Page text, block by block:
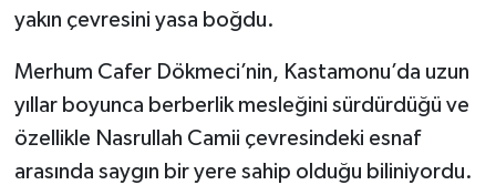
yakın çevresini yasa boğdu.
Merhum Cafer Dökmeci’nin, Kastamonu’da uzun
yıllar boyunca berberlik mesleğini sürdürdüğü ve
özellikle Nasrullah Camii çevresindeki esnaf
arasında saygın bir yere sahip olduğu biliniyordu.
Tosya Haberleri
Karadeniz Haberleri
Ulusal Haberler